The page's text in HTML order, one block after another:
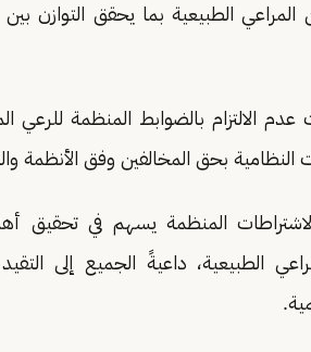
الطبيعية بما يحقق التوازن
الالتزام بالضوابط المنظمة للرعي
النظامية بحق المخالفين وفق الأنظمة
المنظمة يسهم في تحقيق
الطبيعية، داعيةً الجميع إلى التقيد